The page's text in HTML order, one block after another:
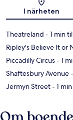
I närheten
Theatreland - 1 min
Ripley's Believe It or
Piccadilly Circus- 1
Shaftesbury Avenue
Jermyn Street- 1